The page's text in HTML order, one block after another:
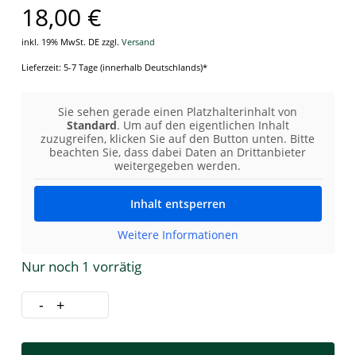
18,00 €
inkl. 19% MwSt. DE zzgl. Versand
Lieferzeit: 5-7 Tage (innerhalb Deutschlands)*
Sie sehen gerade einen Platzhalterinhalt von
Standard. Um auf den eigentlichen Inhalt
zuzugreifen, klicken Sie auf den Button unten. Bitte
beachten Sie, dass dabei Daten an Drittanbieter
weitergegeben werden.
Inhalt entsperren
Weitere Informationen
Nur noch 1 vorrätig